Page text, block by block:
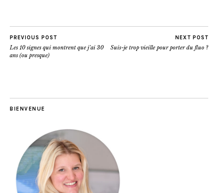
PREVIOUS POST
Les 10 signes qui montrent que j’ai 30
ans (ou presque)
NEXT POST
Suis-je trop vieille pour porter du fluo ?
BIENVENUE